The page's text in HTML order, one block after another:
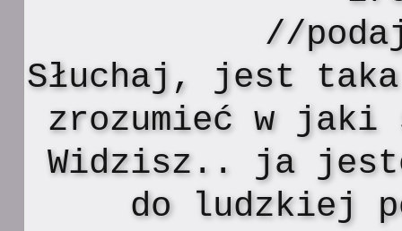
//
Słuchaj, jest
zrozumieć w jaki
Widzisz.. ja
do ludzkiej